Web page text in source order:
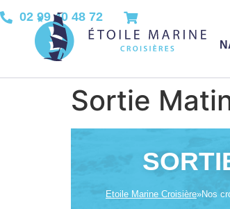
02 99 40 48 72
Sortie
Etoile Marine Croisière»Nos